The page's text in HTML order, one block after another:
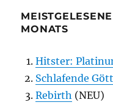
MONATS
Hitster:
Schlafende
Rebirth (NEU)